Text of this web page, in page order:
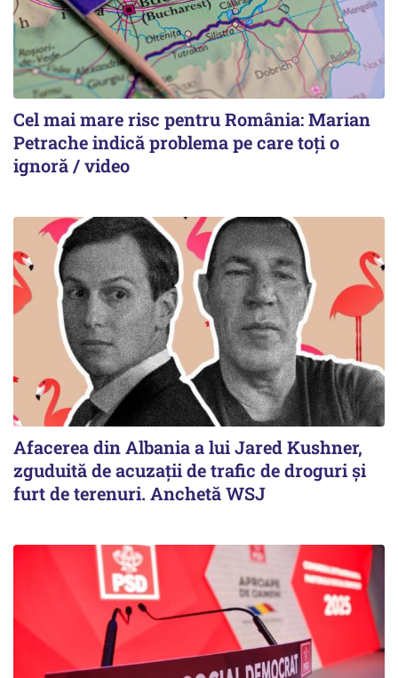
Cel mai mare risc pentru România: Marian
Petrache indică problema pe care toți o
ignoră / video
Afacerea din Albania a lui Jared Kushner,
zguduită de acuzații de trafic de droguri și
furt de terenuri. Anchetă WSJ